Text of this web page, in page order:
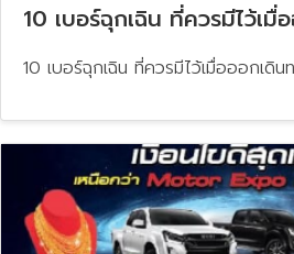
10 เบอร์ฉุกเฉิน ที่ควรมีไว้เมื่
10 เบอร์ฉุกเฉิน ที่ควรมีไว้เมื่อออกเดิน